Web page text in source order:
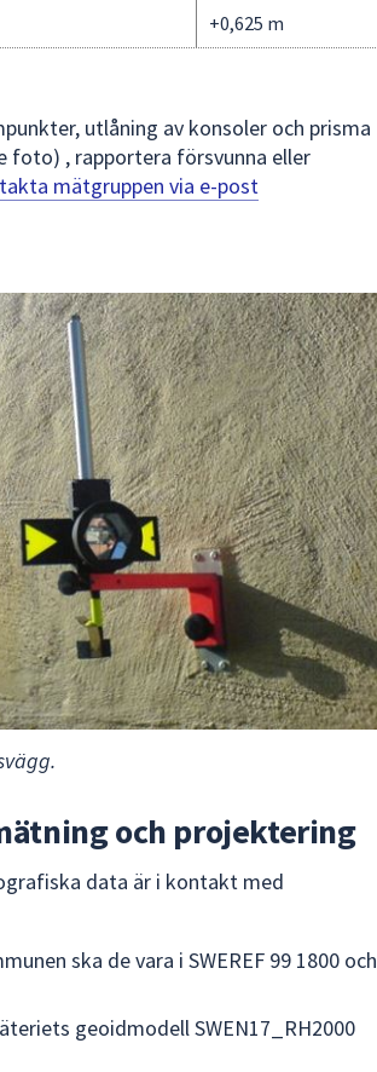
+0,625 m
utlåning av konsoler och prisma
foto) , rapportera försvunna eller
mätgruppen via e-post
och projektering
data är i kontakt med
ska de vara i SWEREF 99 1800 och
geoidmodell SWEN17_RH2000